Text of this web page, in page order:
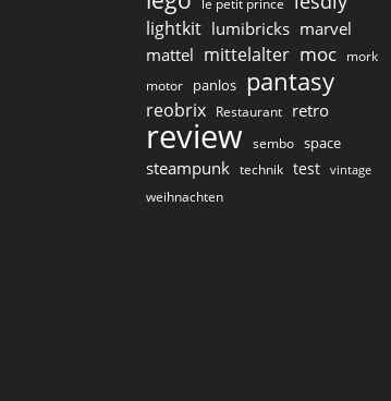
lightkit lumibricks marvel
mattel mittelalter moc mork
motor panlos pantasy
reobrix Restaurant retro
review sembo space
steampunk technik test vintage
weihnachten